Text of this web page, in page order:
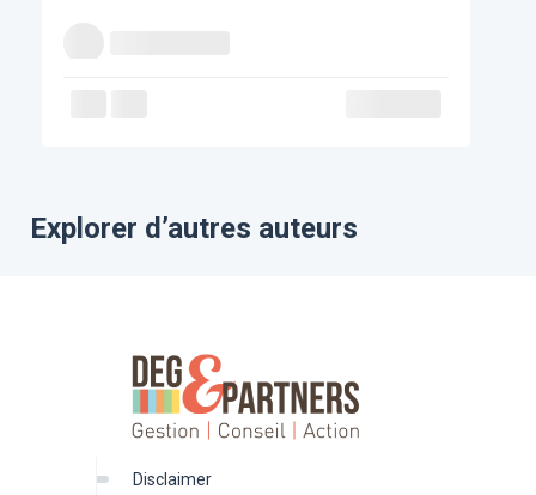
Explorer d’autres auteurs
disclaimer